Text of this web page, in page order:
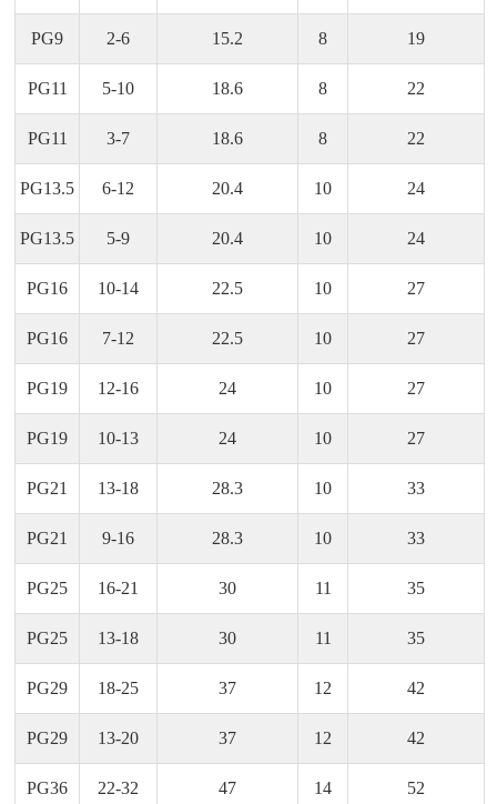
PG9 2-6 15.2 8 19
PG11 5-10 18.6 8 22
PG11 3-7 18.6 8 22
PG13.5 6-12 20.4 10 24
PG13.5 5-9 20.4 10 24
PG16 10-14 22.5 10 27
PG16 7-12 22.5 10 27
PG19 12-16 24 10 27
PG19 10-13 24 10 27
PG21 13-18 28.3 10 33
PG21 9-16 28.3 10 33
PG25 16-21 30 11 35
PG25 13-18 30 11 35
PG29 18-25 37 12 42
PG29 13-20 37 12 42
PG36 22-32 47 14 52